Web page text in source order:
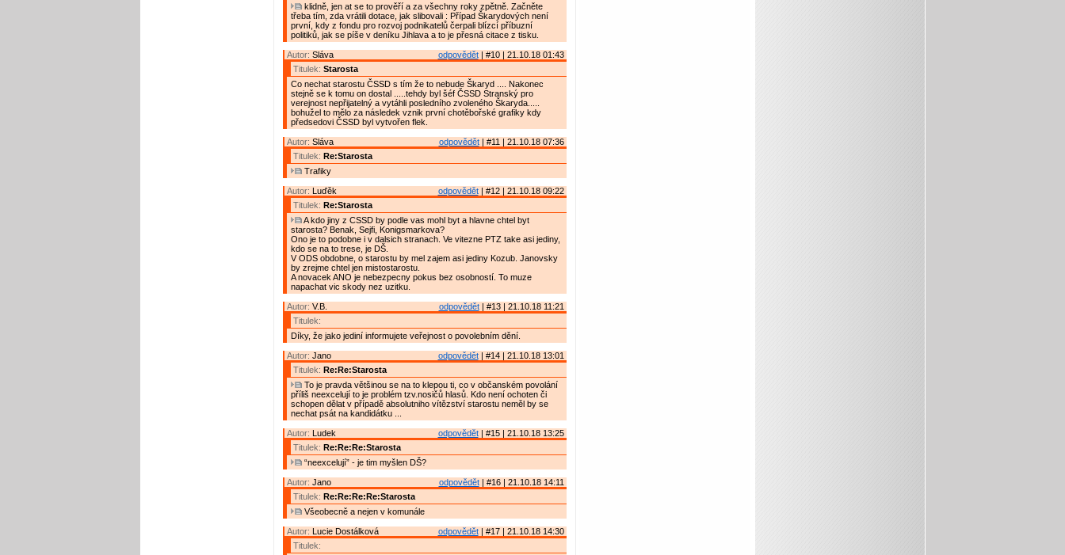
klidně, jen at se to prověří a za všechny roky zpětně. Začněte
třeba tím, zda vrátili dotace, jak slibovali : Případ Škarydových není
první, kdy z fondu pro rozvoj podnikatelů čerpali blízcí příbuzní
politiků, jak se píše v deníku Jihlava a to je přesná citace z tisku.
odpovědět| #10 | 21.10.18 01:43
Autor: Sláva
Titulek: Starosta
Co nechat starostu ČSSD s tím že to nebude Škaryd .... Nakonec
stejně se k tomu on dostal .....tehdy byl šéf ČSSD Stranský pro
verejnost nepřijatelný a vytáhli posledního zvoleného Škaryda.....
bohužel to mělo za následek vznik první chotěbořské grafiky kdy
předsedovi ČSSD byl vytvořen flek.
odpovědět| #11 | 21.10.18 07:36
Autor: Sláva
Titulek: Re:Starosta
Trafiky
odpovědět| #12 | 21.10.18 09:22
Autor: Luďěk
Titulek: Re:Starosta
A kdo jiny z CSSD by podle vas mohl byt a hlavne chtel byt
starosta? Benak, Sejfi, Konigsmarkova?
Ono je to podobne i v dalsich stranach. Ve vitezne PTZ take asi jediny,
kdo se na to trese, je DŠ.
V ODS obdobne, o starostu by mel zajem asi jediny Kozub. Janovsky
by zrejme chtel jen mistostarostu.
A novacek ANO je nebezpecny pokus bez osobností. To muze
napachat vic skody nez uzitku.
odpovědět| #13 | 21.10.18 11:21
Autor: V.B.
Titulek:
Díky, že jako jediní informujete veřejnost o povolebním dění.
odpovědět| #14 | 21.10.18 13:01
Autor: Jano
Titulek: Re:Re:Starosta
To je pravda většinou se na to klepou ti, co v občanském povolání
příliš neexcelují to je problém tzv.nosičů hlasů. Kdo není ochoten či
schopen dělat v případě absolutniho vítězství starostu neměl by se
nechat psát na kandidátku ...
odpovědět| #15 | 21.10.18 13:25
Autor: Ludek
Titulek: Re:Re:Re:Starosta
“neexcelují” - je tim myšlen DŠ?
odpovědět| #16 | 21.10.18 14:11
Autor: Jano
Titulek: Re:Re:Re:Re:Starosta
Všeobecně a nejen v komunále
odpovědět| #17 | 21.10.18 14:30
Autor: Lucie Dostálková
Titulek: